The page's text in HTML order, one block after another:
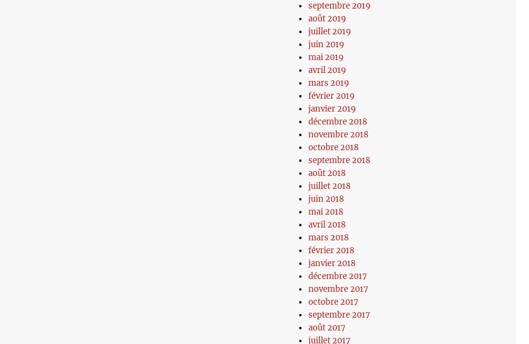
septembre 2019
août 2019
juillet 2019
juin 2019
mai 2019
avril 2019
mars 2019
février 2019
janvier 2019
décembre 2018
novembre 2018
octobre 2018
septembre 2018
août 2018
juillet 2018
juin 2018
mai 2018
avril 2018
mars 2018
février 2018
janvier 2018
décembre 2017
novembre 2017
octobre 2017
septembre 2017
août 2017
juillet 2017